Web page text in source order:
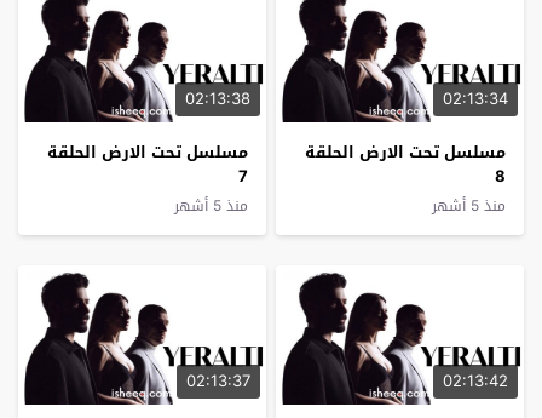
02:13:34
مسلسل تحت الارض الحلقة
8
منذ 5 أشهر
02:13:38
مسلسل تحت الارض الحلقة
7
منذ 5 أشهر
02:13:42
02:13:37